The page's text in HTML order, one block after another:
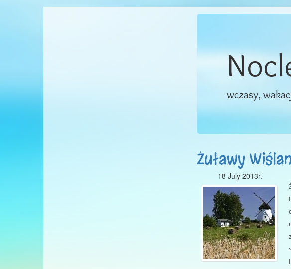
wczasy,
Żuławy
18 July 2013r.